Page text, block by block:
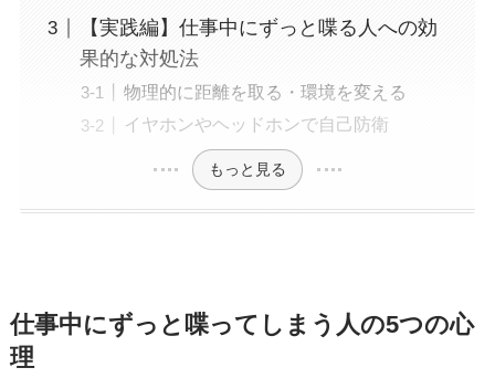
【実践編】仕事中にずっと喋る人への効
果的な対処法
物理的に距離を取る・環境を変える
イヤホンやヘッドホンで自己防衛
もっと見る
仕事中にずっと喋ってしまう人の5つの心
理